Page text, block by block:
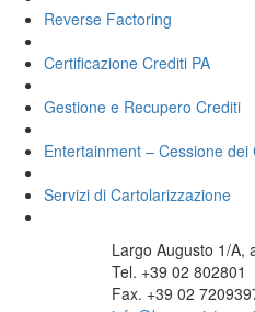
Reverse Factoring
Certificazione Crediti PA
Gestione e Recupero Crediti
Entertainment – Cessione dei
Servizi di Cartolarizzazione
Largo Augusto 1/A,
Tel. +39 02 802801
Fax. +39 02